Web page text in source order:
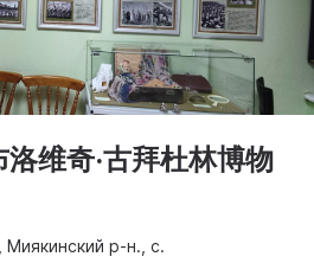
维奇·古拜杜林博物
р-н., с.